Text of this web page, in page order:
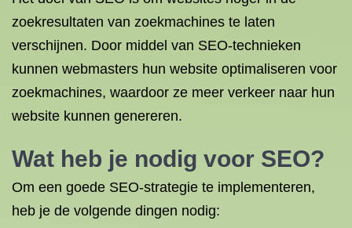
zoekresultaten van zoekmachines te laten
verschijnen. Door middel van SEO-technieken
kunnen webmasters hun website optimaliseren voor
zoekmachines, waardoor ze meer verkeer naar hun
website kunnen genereren.
Wat heb je nodig voor SEO?
Om een goede SEO-strategie te implementeren,
heb je de volgende dingen nodig: